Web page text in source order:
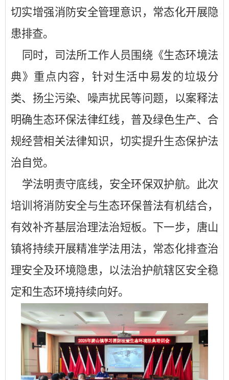
切实增强消防安全管理意识，常态化开展隐
患排查。
同时，司法所工作人员围绕《生态环境法
典》重点内容，针对生活中易发的垃圾分
类、扬尘污染、噪声扰民等问题，以案释法
明确生态环保法律红线，普及绿色生产、合
规经营相关法律知识，切实提升生态保护法
治自觉。
学法明责守底线，安全环保双护航。此次
培训将消防安全与生态环保普法有机结合，
有效补齐基层治理法治短板。下一步，唐山
镇将持续开展精准学法用法，常态化排查治
理安全及环境隐患，以法治护航辖区安全稳
定和生态环境持续向好。